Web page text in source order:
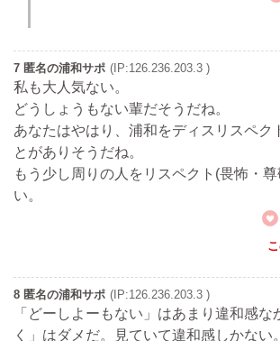
7 匿名の浦和サポ (IP:126.236.203.3 )
私も大人気ない。
どうしょうもない輩だそうだね。
あなたはやはり、浦和をディスリスペク
とがありそうだね。
もう少し周りの人をリスペクト(畏怖・
い。
8 匿名の浦和サポ (IP:126.236.203.3 )
「どーしよーもない」はあまり違和感
く」はダメだ。見ていて違和感しかない。